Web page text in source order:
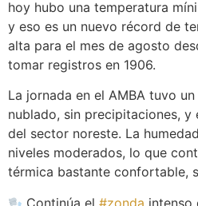
hoy hubo una temperatura
y eso es un nuevo récord de
alta para el mes de agosto
tomar registros en 1906.
La jornada en el AMBA tuvo
nublado, sin precipitaciones,
del sector noreste. La
niveles moderados, lo que
térmica bastante confortable,
Continúa el#zonda